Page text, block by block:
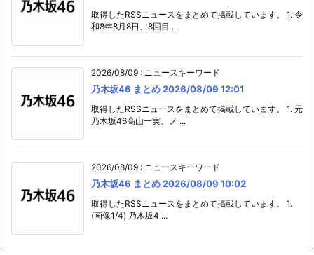
取得したRSSニュースをまとめて掲載しています。 1. 令
和8年8月8日、8回目 ...
2026/08/09 : ニュースキーワード
乃木坂46 まとめ 2026/08/09 12:01
取得したRSSニュースをまとめて掲載しています。 1. 元
乃木坂46高山一実、ノ ...
2026/08/09 : ニュースキーワード
乃木坂46 まとめ 2026/08/09 10:02
取得したRSSニュースをまとめて掲載しています。 1.
(画像1/4) 乃木坂4 ...